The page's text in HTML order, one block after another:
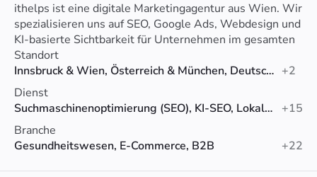
ithelps ist eine digitale Marketingagentur aus Wien. Wir
spezialisieren uns auf SEO, Google Ads, Webdesign und
KI-basierte Sichtbarkeit für Unternehmen im gesamten
DACH-Raum.
Standort
Innsbruck & Wien, Österreich & München, Deutschland +2
Dienst
Suchmaschinenoptimierung (SEO), KI-SEO, Lokales SEO
+15
Branche
Gesundheitswesen, E-Commerce, B2B
+22